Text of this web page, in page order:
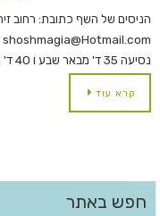
נסיעה 35 ד' מבאר שבע ו 40 ד' מאשקלון בסך הכל,…
קרא עוד
חפש באתר